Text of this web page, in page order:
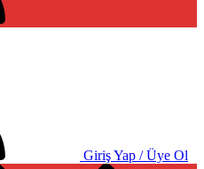
Giriş Yap / Üye Ol